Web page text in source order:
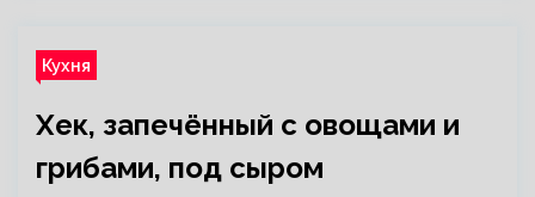
Кухня
Хек, запечённый с овощами и
грибами, под сыром